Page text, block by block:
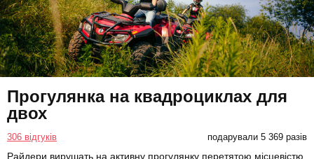
Прогулянка на квадроциклах для
двох
306 відгуків подарували 5 369 разів
Райдери вирушать на активну прогулянку перетятою місцевістю